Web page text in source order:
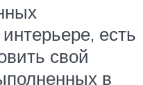
есть
свой
в